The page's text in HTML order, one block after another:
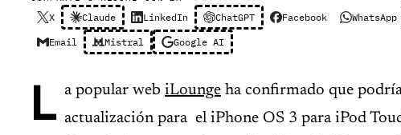
X Claude LinkedIn ChatGPT Facebook WhatsApp
Email Mistral Google AI
L a popular web iLounge ha confirmado que
actualización para el iPhone OS 3 para iPod